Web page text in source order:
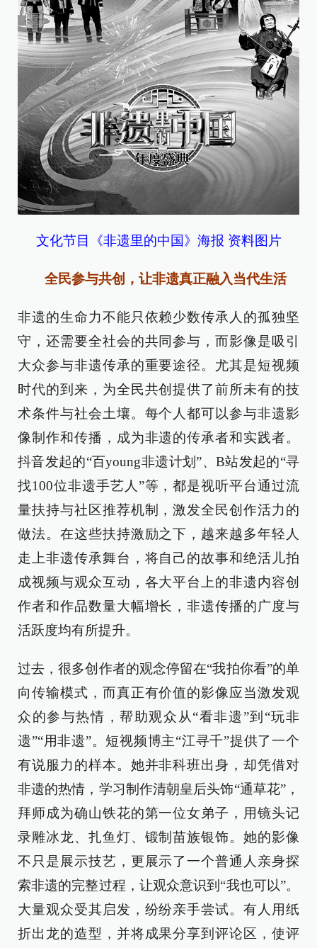
文化节目《非遗里的中国》海报 资料图片
全民参与共创，让非遗真正融入当代生活
非遗的生命力不能只依赖少数传承人的孤独坚
守，还需要全社会的共同参与，而影像是吸引
大众参与非遗传承的重要途径。尤其是短视频
时代的到来，为全民共创提供了前所未有的技
术条件与社会土壤。每个人都可以参与非遗影
像制作和传播，成为非遗的传承者和实践者。
抖音发起的“百young非遗计划”、B站发起的“寻
找100位非遗手艺人”等，都是视听平台通过流
量扶持与社区推荐机制，激发全民创作活力的
做法。在这些扶持激励之下，越来越多年轻人
走上非遗传承舞台，将自己的故事和绝活儿拍
成视频与观众互动，各大平台上的非遗内容创
作者和作品数量大幅增长，非遗传播的广度与
活跃度均有所提升。
过去，很多创作者的观念停留在“我拍你看”的单
向传输模式，而真正有价值的影像应当激发观
众的参与热情，帮助观众从“看非遗”到“玩非
遗”“用非遗”。短视频博主“江寻千”提供了一个
有说服力的样本。她并非科班出身，却凭借对
非遗的热情，学习制作清朝皇后头饰“通草花”，
拜师成为确山铁花的第一位女弟子，用镜头记
录雕冰龙、扎鱼灯、锻制苗族银饰。她的影像
不只是展示技艺，更展示了一个普通人亲身探
索非遗的完整过程，让观众意识到“我也可以”。
大量观众受其启发，纷纷亲手尝试。有人用纸
折出龙的造型，并将成果分享到评论区，使评